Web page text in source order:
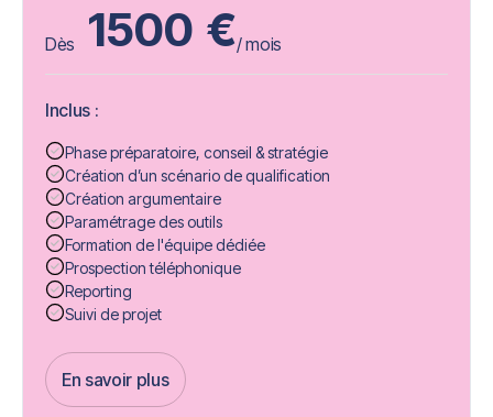
Dès 1500 €/ mois
Inclus :
Phase préparatoire, conseil & stratégie
Création d’un scénario de qualification
Création argumentaire
Paramétrage des outils
Formation de l'équipe dédiée
Prospection téléphonique
Reporting
Suivi de projet
En savoir plus
Get Started